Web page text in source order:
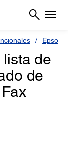
Epson
de
de